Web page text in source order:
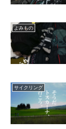
よみもの
サイクリング